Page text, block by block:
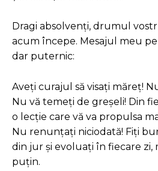
Dragi absolvenți, drumul
acum începe. Mesajul meu
dar puternic:
Aveți curajul să visați măreț!
Nu vă temeți de greșeli! Din
o lecție care vă va propulsa
Nu renunțați niciodată! Fiți
din jur și evoluați în fiecare zi,
puțin.